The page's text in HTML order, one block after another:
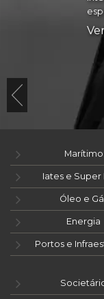
Marítimo
Iates e Super
Óleo e
Energia
Portos e